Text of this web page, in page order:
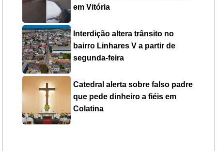
em Vitória
Interdição altera trânsito no
bairro Linhares V a partir de
segunda-feira
Catedral alerta sobre falso padre
que pede dinheiro a fiéis em
Colatina